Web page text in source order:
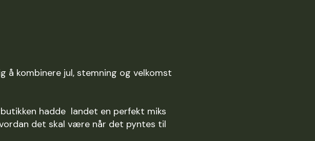
å kombinere jul, stemning og velkomst
hadde landet en perfekt miks
det skal være når det pyntes til